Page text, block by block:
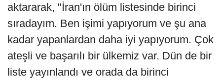
aktararak, "İran'ın ölüm listesinde birinci
sıradayım. Ben işimi yapıyorum ve şu ana
kadar yapanlardan daha iyi yapıyorum. Çok
ateşli ve başarılı bir ülkemiz var. Dün de bir
liste yayınlandı ve orada da birinci